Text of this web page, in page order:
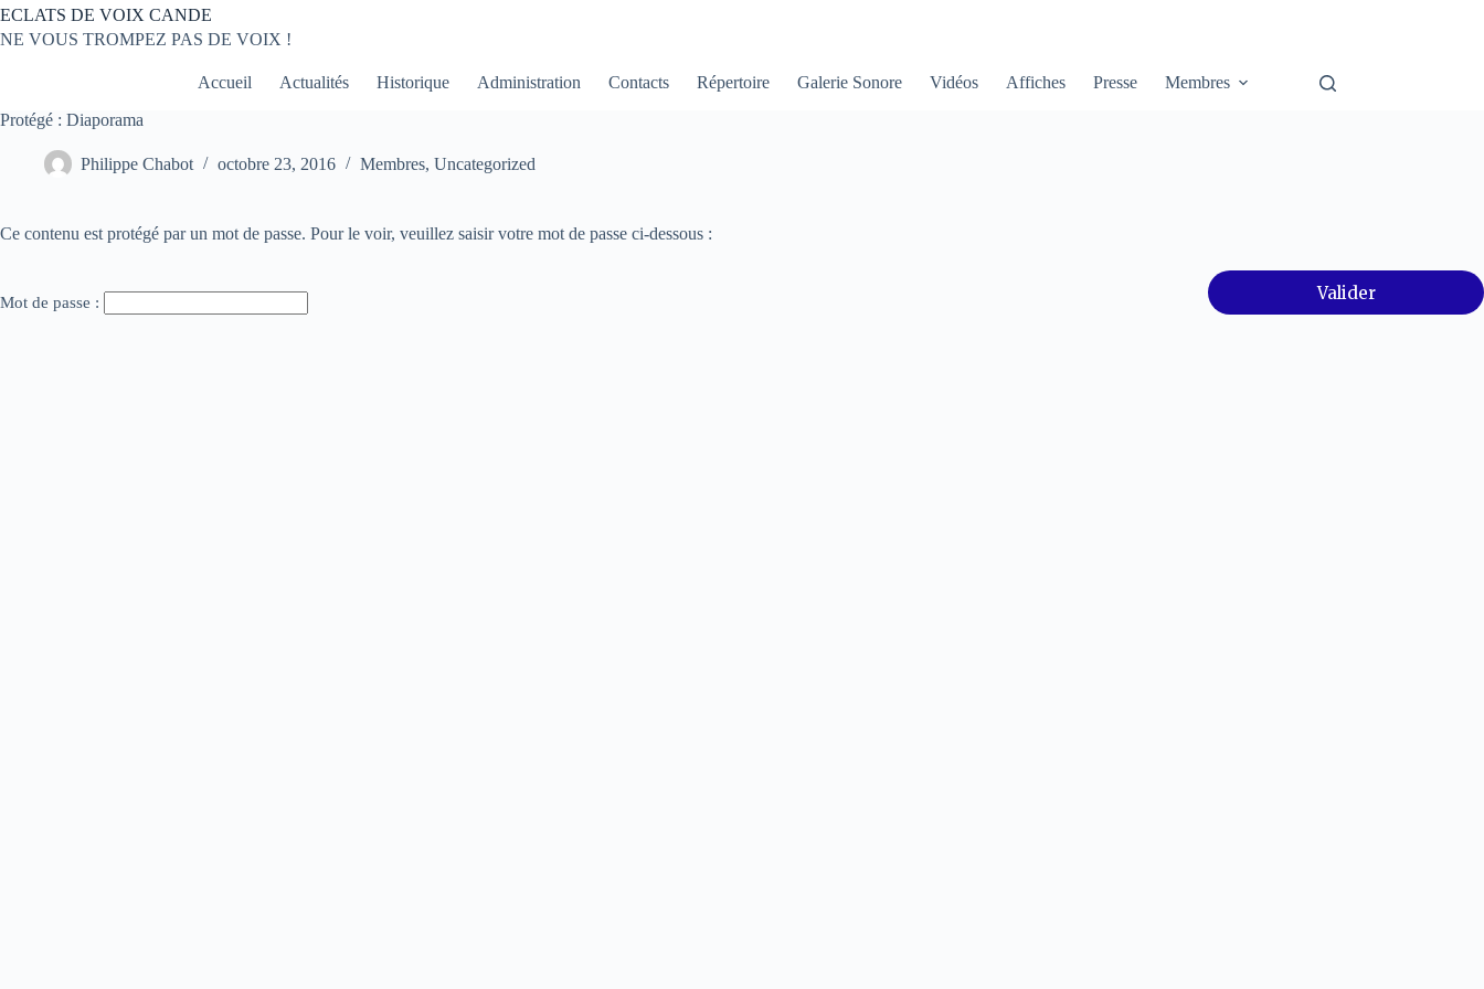
Passer
contenu
ECLATS DE VOIX CANDE
NE VOUS TROMPEZ PAS DE VOIX !
Accueil Actualités Historique Administration Contacts Répertoire Galerie Sonore Vidéos Affiches Presse
Membres
Protégé : Diaporama
Philippe Chabot octobre 23, 2016 Membres, Uncategorized
Ce contenu est protégé par un mot de passe. Pour le voir, veuillez saisir votre mot de passe ci-dessous :
Mot de passe :